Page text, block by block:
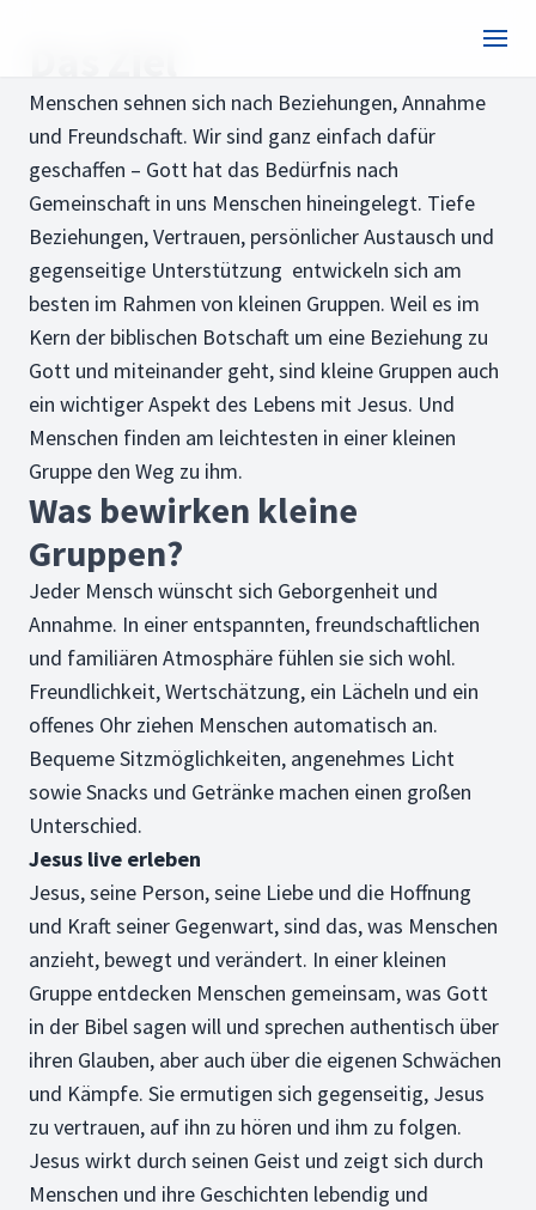
Menschen sehnen sich nach Beziehungen, Annahme
und Freundschaft. Wir sind ganz einfach dafür
geschaffen – Gott hat das Bedürfnis nach
Gemeinschaft in uns Menschen hineingelegt. Tiefe
Beziehungen, Vertrauen, persönlicher Austausch und
gegenseitige Unterstützung entwickeln sich am
besten im Rahmen von kleinen Gruppen. Weil es im
Kern der biblischen Botschaft um eine Beziehung zu
Gott und miteinander geht, sind kleine Gruppen auch
ein wichtiger Aspekt des Lebens mit Jesus. Und
Menschen finden am leichtesten in einer kleinen
Gruppe den Weg zu ihm.
Was bewirken kleine
Gruppen?
Jeder Mensch wünscht sich Geborgenheit und
Annahme. In einer entspannten, freundschaftlichen
und familiären Atmosphäre fühlen sie sich wohl.
Freundlichkeit, Wertschätzung, ein Lächeln und ein
offenes Ohr ziehen Menschen automatisch an.
Bequeme Sitzmöglichkeiten, angenehmes Licht
sowie Snacks und Getränke machen einen großen
Unterschied.
Jesus live erleben
Jesus, seine Person, seine Liebe und die Hoffnung
und Kraft seiner Gegenwart, sind das, was Menschen
anzieht, bewegt und verändert. In einer kleinen
Gruppe entdecken Menschen gemeinsam, was Gott
in der Bibel sagen will und sprechen authentisch über
ihren Glauben, aber auch über die eigenen Schwächen
und Kämpfe. Sie ermutigen sich gegenseitig, Jesus
zu vertrauen, auf ihn zu hören und ihm zu folgen.
Jesus wirkt durch seinen Geist und zeigt sich durch
Menschen und ihre Geschichten lebendig und